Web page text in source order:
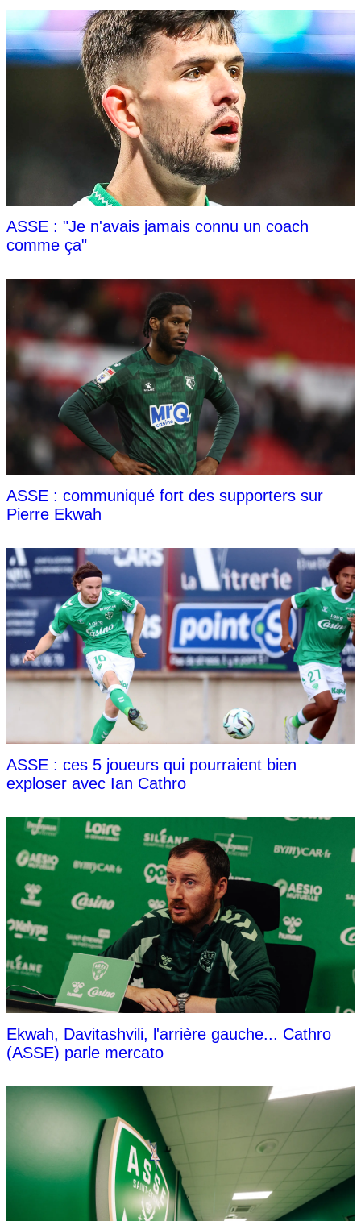
ASSE : "Je n'avais jamais connu un coach
comme ça"
ASSE : communiqué fort des supporters sur
Pierre Ekwah
ASSE : ces 5 joueurs qui pourraient bien
exploser avec Ian Cathro
Ekwah, Davitashvili, l'arrière gauche... Cathro
(ASSE) parle mercato